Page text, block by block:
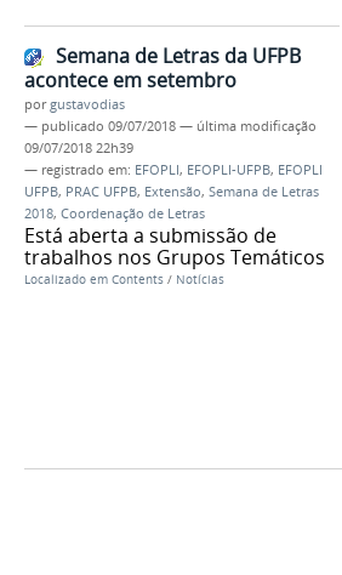
Semana de Letras da UFPB
acontece em setembro
porgustavodias
— publicado 09/07/2018 — última modificação
09/07/2018 22h39
— registrado em: EFOPLI, EFOPLI-UFPB, EFOPLI
UFPB, PRAC UFPB, Extensão, Semana de Letras
2018, Coordenação de Letras
Está aberta a submissão de
trabalhos nos Grupos Temáticos
Localizado em Contents / Notícias